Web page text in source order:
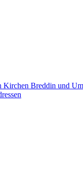
Kirchen Breddin und